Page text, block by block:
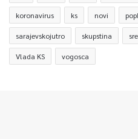
koronavirus ks novi
sarajevskojutro skupstina
Vlada KS vogosca